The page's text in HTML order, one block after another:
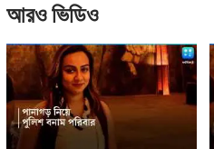
আরও ভিডিও